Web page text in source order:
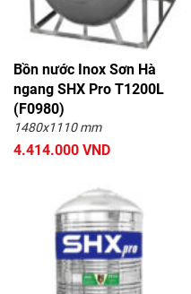
Bồn nước Inox Sơn Hà
ngang SHX Pro T1200L
(F0980)
1480x1110 mm
4.414.000 VND